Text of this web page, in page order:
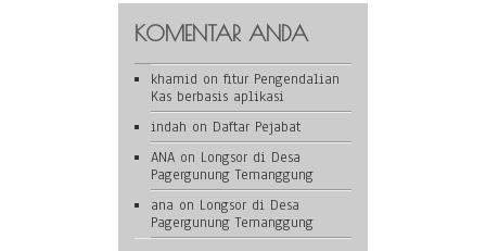
KOMENTAR ANDA
khamid on fitur Pengendalian
Kas berbasis aplikasi
indah on Daftar Pejabat
ANA on Longsor di Desa
Pagergunung Temanggung
ana on Longsor di Desa
Pagergunung Temanggung